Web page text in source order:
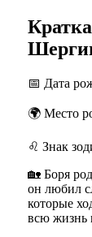
📅 Дата
🌍 Место
♌ Знак
🏡 Боря
он любил
которые
всю жизнь